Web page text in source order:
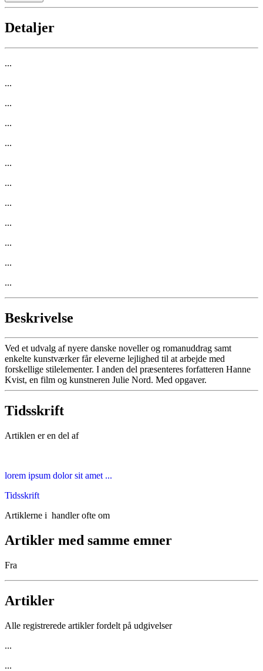
Detaljer
...
...
...
...
...
...
...
...
...
...
...
...
Beskrivelse
Ved et udvalg af nyere danske noveller og romanuddrag samt
enkelte kunstværker får eleverne lejlighed til at arbejde med
forskellige stilelementer. I anden del præsenteres forfatteren Hanne
Kvist, en film og kunstneren Julie Nord. Med opgaver.
Tidsskrift
Artiklen er en del af
lorem ipsum dolor sit amet ...
Tidsskrift
Artiklerne i handler ofte om
Artikler med samme emner
Fra
Artikler
Alle registrerede artikler fordelt på udgivelser
...
...